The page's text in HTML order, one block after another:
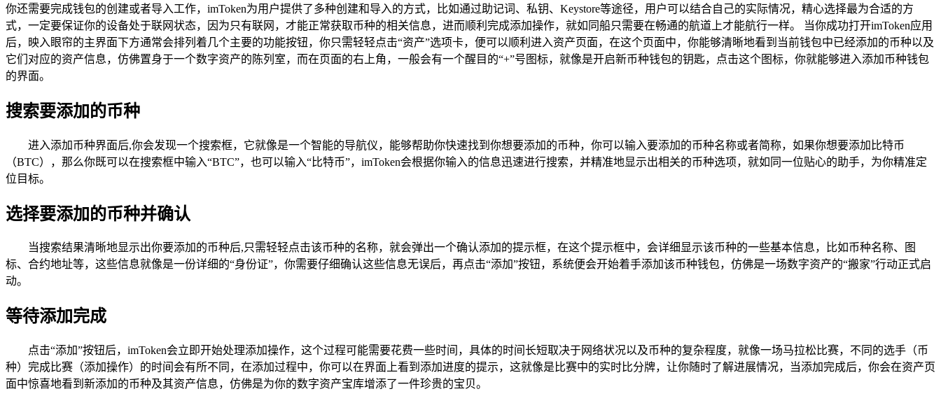
你还需要完成钱包的创建或者导入工作，imToken为用户提供了多种创建和导入的方式，比如通过助记词、私钥、Keystore等途径，用户可以结合自己的实际情况，精心选择最为合适的方
式，一定要保证你的设备处于联网状态，因为只有联网，才能正常获取币种的相关信息，进而顺利完成添加操作，就如同船只需要在畅通的航道上才能航行一样。 当你成功打开imToken应用
后，映入眼帘的主界面下方通常会排列着几个主要的功能按钮，你只需轻轻点击“资产”选项卡，便可以顺利进入资产页面，在这个页面中，你能够清晰地看到当前钱包中已经添加的币种以及
它们对应的资产信息，仿佛置身于一个数字资产的陈列室，而在页面的右上角，一般会有一个醒目的“+”号图标，就像是开启新币种钱包的钥匙，点击这个图标，你就能够进入添加币种钱包
的界面。
搜索要添加的币种
进入添加币种界面后,你会发现一个搜索框，它就像是一个智能的导航仪，能够帮助你快速找到你想要添加的币种，你可以输入要添加的币种名称或者简称，如果你想要添加比特币
（BTC），那么你既可以在搜索框中输入“BTC”，也可以输入“比特币”，imToken会根据你输入的信息迅速进行搜索，并精准地显示出相关的币种选项，就如同一位贴心的助手，为你精准定
位目标。
选择要添加的币种并确认
当搜索结果清晰地显示出你要添加的币种后,只需轻轻点击该币种的名称，就会弹出一个确认添加的提示框，在这个提示框中，会详细显示该币种的一些基本信息，比如币种名称、图
标、合约地址等，这些信息就像是一份详细的“身份证”，你需要仔细确认这些信息无误后，再点击“添加”按钮，系统便会开始着手添加该币种钱包，仿佛是一场数字资产的“搬家”行动正式启
动。
等待添加完成
点击“添加”按钮后，imToken会立即开始处理添加操作，这个过程可能需要花费一些时间，具体的时间长短取决于网络状况以及币种的复杂程度，就像一场马拉松比赛，不同的选手（币
种）完成比赛（添加操作）的时间会有所不同，在添加过程中，你可以在界面上看到添加进度的提示，这就像是比赛中的实时比分牌，让你随时了解进展情况，当添加完成后，你会在资产页
面中惊喜地看到新添加的币种及其资产信息，仿佛是为你的数字资产宝库增添了一件珍贵的宝贝。